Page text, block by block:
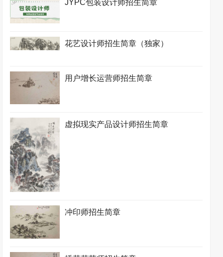
JYPC包装设计师招生简章
花艺设计师招生简章（独家）
用户增长运营师招生简章
虚拟现实产品设计师招生简章
冲印师招生简章